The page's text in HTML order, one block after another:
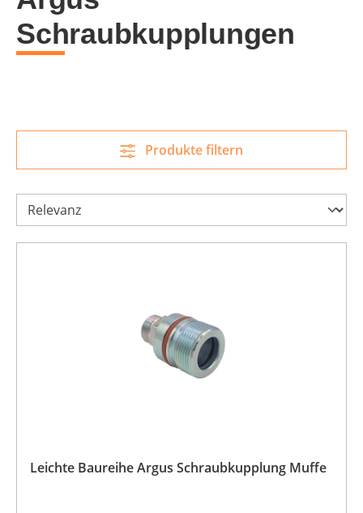
Schraubkupplungen
Produkte filtern
Leichte Baureihe Argus Schraubkupplung Muffe